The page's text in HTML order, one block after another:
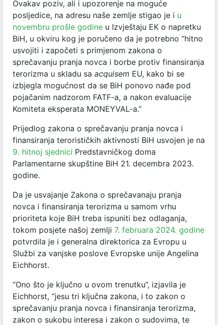
Ovakav poziv, ali i upozorenje na moguće
posljedice, na adresu naše zemlje stigao je i u
novembru prošle godine u Izvještaju EK o napretku
BiH, u okviru kog je poručeno da je potrebno “hitno
usvojiti i započeti s primjenom zakona o
sprečavanju pranja novca i borbe protiv finansiranja
terorizma u skladu sa acquisem EU, kako bi se
izbjegla mogućnost da se BiH ponovo nađe pod
pojačanim nadzorom FATF-a, a nakon evaluacije
Komiteta eksperata MONEYVAL-a.”
Prijedlog zakona o sprečavanju pranja novca i
finansiranja terorističkih aktivnosti BiH usvojen je na
9. hitnoj sjednici Predstavničkog doma
Parlamentarne skupštine BiH 21. decembra 2023.
godine.
Da je usvajanje Zakona o sprečavanaju pranja
novca i finansiranja terorizma u samom vrhu
prioriteta koje BiH treba ispuniti bez odlaganja,
tokom posjete našoj zemlji 7. februara 2024. godine
potvrdila je i generalna direktorica za Evropu u
Službi za vanjske poslove Evropske unije Angelina
Eichhorst.
“Ono što je ključno u ovom trenutku”, izjavila je
Eichhorst, “jesu tri ključna zakona, i to zakon o
sprečavanju pranja novca i finansiranja terorizma,
zakon o sukobu interesa i zakon o sudovima, te